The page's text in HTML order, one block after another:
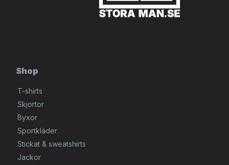
Shop
T-shirts
Skjortor
Byxor
Sportkläder
Stickat & sweatshirts
Jackor